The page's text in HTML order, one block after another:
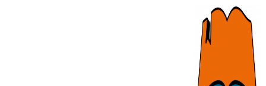
content